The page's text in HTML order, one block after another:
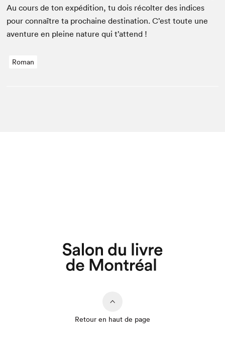
Au cours de ton expédi­tion, tu dois récolter des indices
pour con­naître ta prochaine des­ti­na­tion. C’est toute une
aven­ture en pleine nature qui t’attend !
Roman
Retour en haut de page